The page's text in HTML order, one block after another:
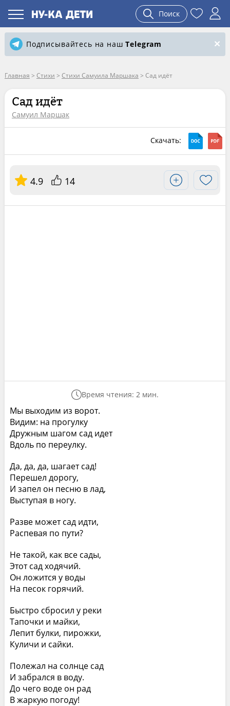
Поиск
Подписывайтесь на нашTelegram
Главная > Стихи > Стихи Самуила Маршака > Сад идёт
Сад идёт
Самуил Маршак
Скачать:
4.9 14
Время чтения: 2 мин.
Мы выходим из ворот.
Видим: на прогулку
Дружным шагом сад идет
Вдоль по переулку.
Да, да, да, шагает сад!
Перешел дорогу,
И запел он песню в лад,
Выступая в ногу.
Разве может сад идти,
Распевая по пути?
Не такой, как все сады,
Этот сад ходячий.
Он ложится у воды
На песок горячий.
Быстро сбросил у реки
Тапочки и майки,
Лепит булки, пирожки,
Куличи и сайки.
Полежал на солнце сад
И забрался в воду.
До чего воде он рад
В жаркую погоду!